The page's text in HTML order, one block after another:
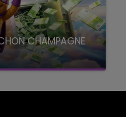
CHAMPAGNE
FM, à 8H10